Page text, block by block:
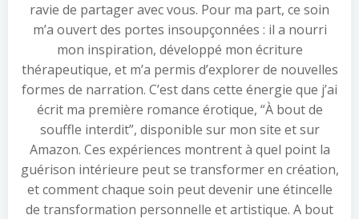
ravie de partager avec vous. Pour ma part, ce soin
m’a ouvert des portes insoupçonnées : il a nourri
mon inspiration, développé mon écriture
thérapeutique, et m’a permis d’explorer de nouvelles
formes de narration. C’est dans cette énergie que j’ai
écrit ma première romance érotique, “À bout de
souffle interdit”, disponible sur mon site et sur
Amazon. Ces expériences montrent à quel point la
guérison intérieure peut se transformer en création,
et comment chaque soin peut devenir une étincelle
de transformation personnelle et artistique. A bout